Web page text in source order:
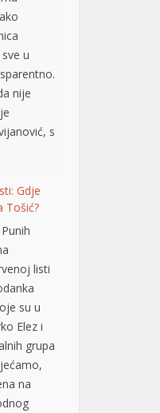
u
nije
s
Gdje
listi
su u
Elez i
grupa
na
nje